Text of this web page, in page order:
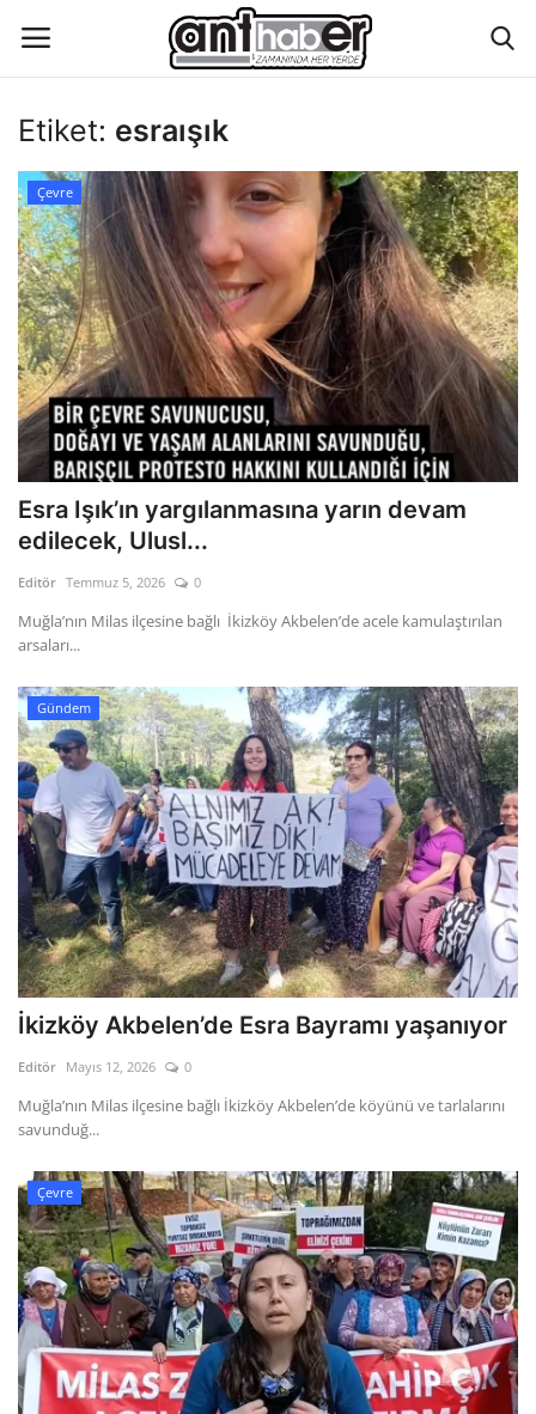
Eğitim
Aktüel Magazin
Hakkımızda
İletişim
Asayiş
Çevre
Gizlilik Politikası
Reklam ve İşbirliği
Bodrum Trafik Yoğunluk Haritası
Turizm
Siyaset
Bodrum Nöbetçi Eczaneler
Köşe Yazarları
Spor
Kültür Sanat Tarih
Sağlık
Ekonomi
Gündem
Dünya
Etiket: esraışık
Çevre
Esra Işık’ın yargılanmasına yarın devam
edilecek, Ulusl...
Editör Temmuz 5, 2026 0
Muğla’nın Milas ilçesine bağlı İkizköy Akbelen’de acele kamulaştırılan
arsaları...
Gündem
İkizköy Akbelen’de Esra Bayramı yaşanıyor
Editör Mayıs 12, 2026 0
Muğla’nın Milas ilçesine bağlı İkizköy Akbelen’de köyünü ve tarlalarını
savunduğ...
Çevre